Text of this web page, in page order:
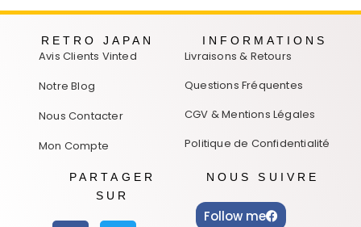
RETRO JAPAN
Avis Clients Vinted
Notre Blog
Nous Contacter
Mon Compte
INFORMATIONS
Livraisons & Retours
Questions Fréquentes
CGV & Mentions Légales
Politique de Confidentialité
PARTAGER
SUR
NOUS SUIVRE
Follow me